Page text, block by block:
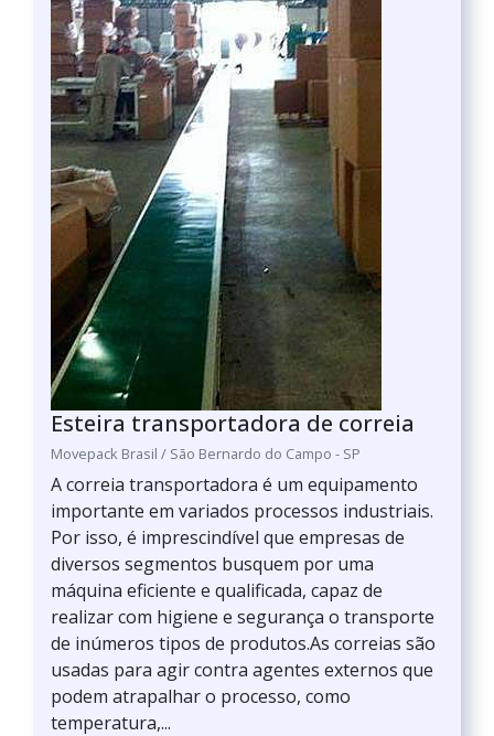
Esteira transportadora de correia
Movepack Brasil / São Bernardo do Campo - SP
A correia transportadora é um equipamento
importante em variados processos industriais.
Por isso, é imprescindível que empresas de
diversos segmentos busquem por uma
máquina eficiente e qualificada, capaz de
realizar com higiene e segurança o transporte
de inúmeros tipos de produtos.As correias são
usadas para agir contra agentes externos que
podem atrapalhar o processo, como
temperatura,...